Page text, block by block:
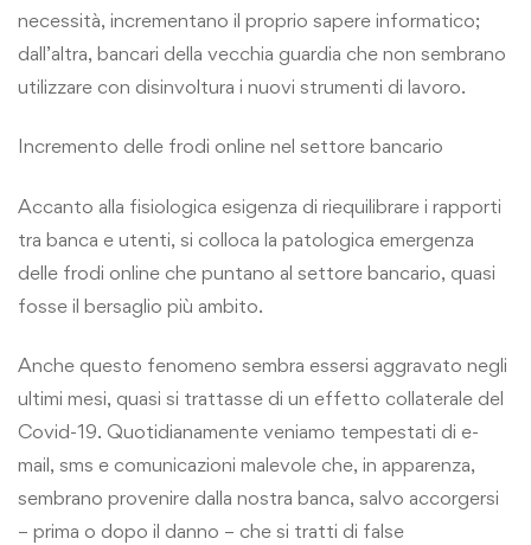
necessità, incrementano il proprio sapere informatico;
dall’altra, bancari della vecchia guardia che non sembrano
utilizzare con disinvoltura i nuovi strumenti di lavoro.
Incremento delle frodi online nel settore bancario
Accanto alla fisiologica esigenza di riequilibrare i rapporti
tra banca e utenti, si colloca la patologica emergenza
delle frodi online che puntano al settore bancario, quasi
fosse il bersaglio più ambito.
Anche questo fenomeno sembra essersi aggravato negli
ultimi mesi, quasi si trattasse di un effetto collaterale del
Covid-19. Quotidianamente veniamo tempestati di e-
mail, sms e comunicazioni malevole che, in apparenza,
sembrano provenire dalla nostra banca, salvo accorgersi
– prima o dopo il danno – che si tratti di false